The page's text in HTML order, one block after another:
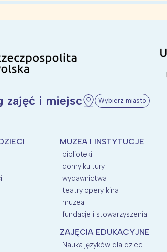
zajęć i miejsc Wybierz miasto
MUZEA I INSTYTUCJE
biblioteki
domy kultury
wydawnictwa
teatry opery kina
muzea
fundacje i stowarzyszenia
ZAJĘCIA EDUKACYJNE
Nauka języków dla dzieci